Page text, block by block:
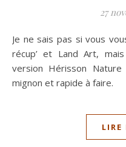
27
Je ne sais pas si vous vous rappelez de notre écureuil en
récup’ et Land Art,
version Hérisson
mignon et rapide à faire.
LIRE